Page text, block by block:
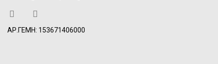
ΑΡ.ΓΕΜΗ: 153671406000